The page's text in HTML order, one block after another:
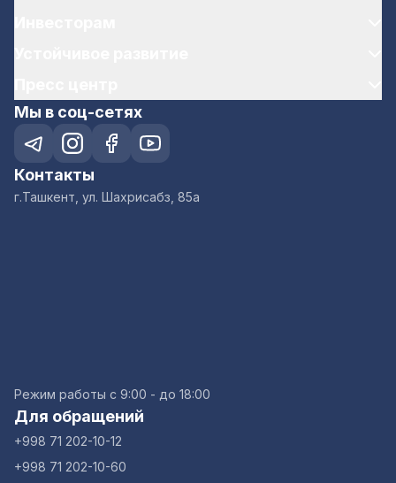
Мы в соц-сетях
Контакты
г.Ташкент, ул. Шахрисабз, 85а
Режим работы с 9:00 - до 18:00
Для обращений
+998 71 202-10-12
+998 71 202-10-60